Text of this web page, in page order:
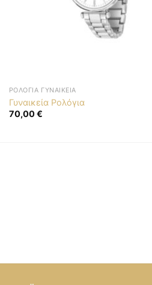
ΡΟΛΌΓΙΑ ΓΥΝΑΙΚΕΊΑ
Γυναικεία Ρολόγια
70,00€